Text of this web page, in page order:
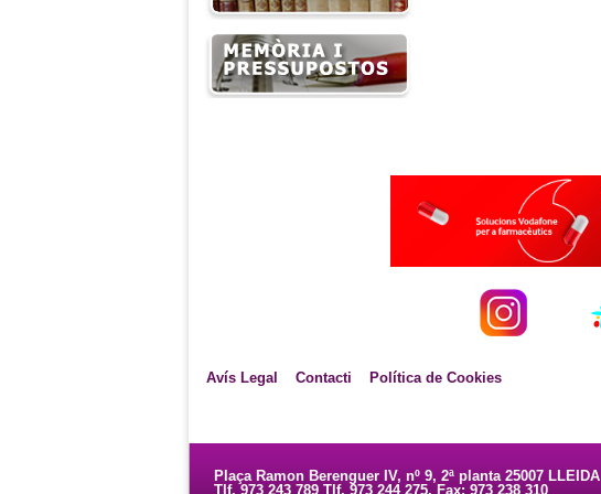
Avís Legal Contacti Política de Cookies
Plaça Ramon Berenguer IV, nº 9, 2ª planta 25007 LLEIDA
Tlf. 973 243 789 Tlf. 973 244 275. Fax: 973 238 310